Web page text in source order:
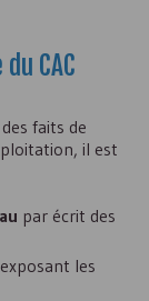
du CAC
faits de
il est
par écrit des
les